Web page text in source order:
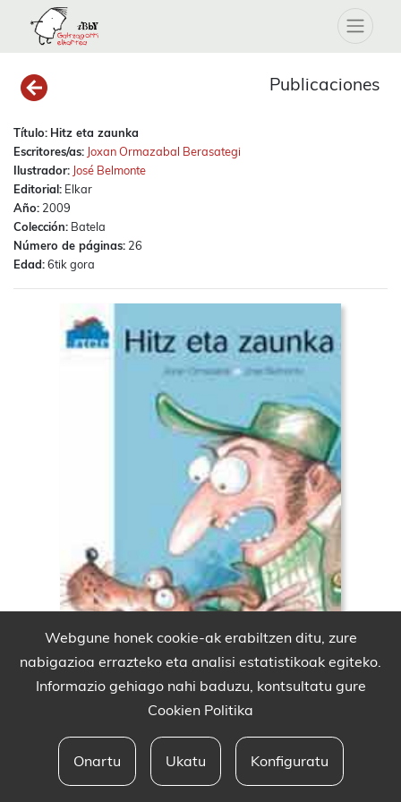
Publicaciones
Título: Hitz eta zaunka
Escritores/as: Joxan Ormazabal Berasategi
Ilustrador: José Belmonte
Editorial: Elkar
Año: 2009
Colección: Batela
Número de páginas: 26
Edad:6tik gora
Webgune honek cookie-ak erabiltzen ditu, zure
nabigazioa errazteko eta analisi estatistikoak egiteko.
Informazio gehiago nahi baduzu, kontsultatu gure
Cookien Politika
Onartu Ukatu Konfiguratu